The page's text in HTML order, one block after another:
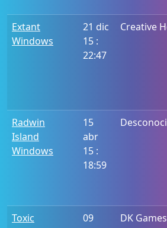
Extant
Windows
21 dic
15 :
22:47
Creative
Radwin
Island
Windows
15
abr
15 :
18:59
Toxic
09
DK Games